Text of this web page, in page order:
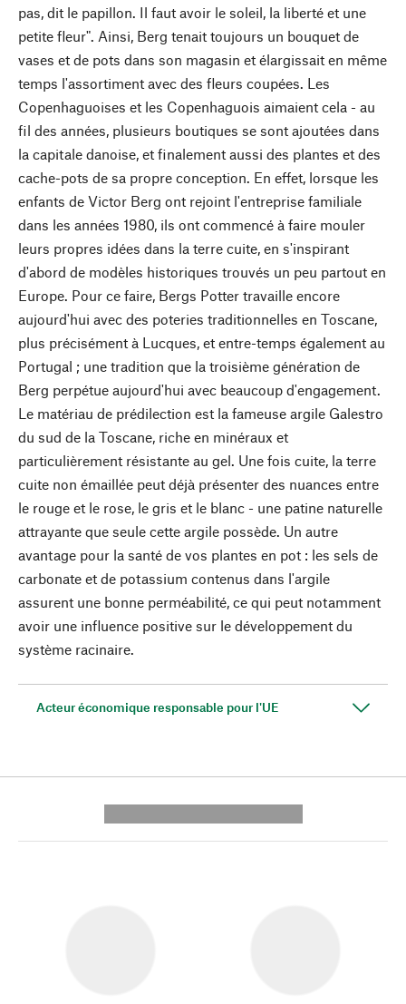
pas, dit le papillon. Il faut avoir le soleil, la liberté et une
petite fleur". Ainsi, Berg tenait toujours un bouquet de
vases et de pots dans son magasin et élargissait en même
temps l'assortiment avec des fleurs coupées. Les
Copenhaguoises et les Copenhaguois aimaient cela - au
fil des années, plusieurs boutiques se sont ajoutées dans
la capitale danoise, et finalement aussi des plantes et des
cache-pots de sa propre conception. En effet, lorsque les
enfants de Victor Berg ont rejoint l'entreprise familiale
dans les années 1980, ils ont commencé à faire mouler
leurs propres idées dans la terre cuite, en s'inspirant
d'abord de modèles historiques trouvés un peu partout en
Europe. Pour ce faire, Bergs Potter travaille encore
aujourd'hui avec des poteries traditionnelles en Toscane,
plus précisément à Lucques, et entre-temps également au
Portugal ; une tradition que la troisième génération de
Berg perpétue aujourd'hui avec beaucoup d'engagement.
Le matériau de prédilection est la fameuse argile Galestro
du sud de la Toscane, riche en minéraux et
particulièrement résistante au gel. Une fois cuite, la terre
cuite non émaillée peut déjà présenter des nuances entre
le rouge et le rose, le gris et le blanc - une patine naturelle
attrayante que seule cette argile possède. Un autre
avantage pour la santé de vos plantes en pot : les sels de
carbonate et de potassium contenus dans l'argile
assurent une bonne perméabilité, ce qui peut notamment
avoir une influence positive sur le développement du
système racinaire.
Acteur économique responsable pour l'UE